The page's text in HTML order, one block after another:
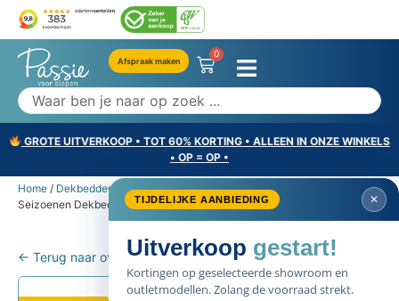
Afspraak maken
0
GROTE UITVERKOOP • TOT 60% KORTING • ALLEEN IN ONZE WINKELS
• OP = OP •
TIJDELIJKE AANBIEDING ✕
Uitverkoop gestart!
Kortingen op geselecteerde showroom en
outletmodellen. Zolang de voorraad strekt.
Home / Dekbedden 2 persoons dekbedden/ Auping Cloud – 4-
Seizoenen Dekbed
← Terug naar overzicht